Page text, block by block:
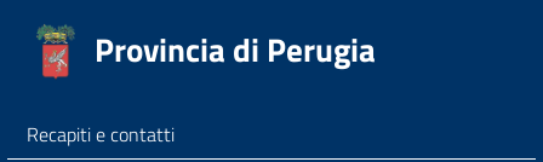
Provincia di Perugia
Recapiti e contatti